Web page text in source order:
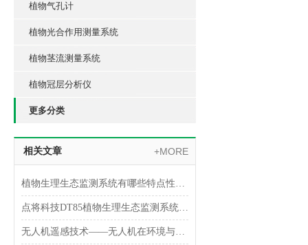
植物气孔计
植物光合作用测量系统
植物茎流测量系统
植物冠层分析仪
更多分类
相关文章 +MORE
植物生理生态监测系统有哪些特点性能？
点将科技DT85植物生理生态监测系统南通大学服务圆满结束
无人机遥感技术——无人机在环境与生态监测领域的应用方案